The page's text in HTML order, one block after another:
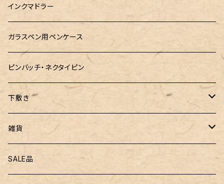
マルチペン
Luddite（ラダイト）
MONTEVERDE(モンテベルテ)
LAMY（ラミー）
ぺんてる
三菱鉛筆
ZEBRA（ゼブラ）
Ystudio（ワイスタジオ）
工房sokoharo（そこはろ）
御朱印帳袋・カバー
CRUCIAL（クルーシャル）御朱印帳
あけぼの工房
インクマドラー
ガラスペン用ペンケース
ピンバッチ・ネクタイピン
下敷き
専用リフィル
雑貨
黒板
SALE品